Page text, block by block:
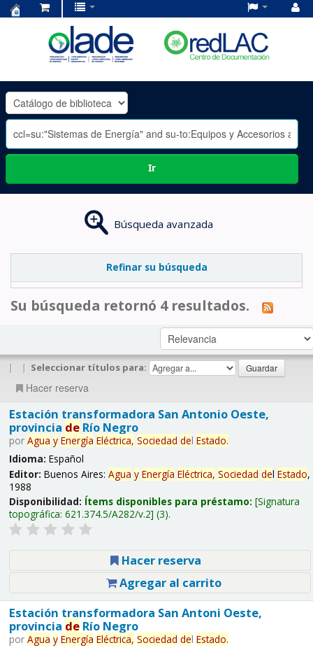
OLADE
-
Ir
Búsqueda avanzada
Refinar su búsqueda
Su búsqueda retornó 4 resultados.
| | Seleccionar títulos para:
Hacer reserva
Estación transformadora San Antonio Oeste,
provincia deRío Negro
por Agua y Energía Eléctrica, Sociedad del Estado.
Idioma: Español
Editor: Buenos Aires: Agua y Energía Eléctrica, Sociedad del Estado,
1988
Disponibilidad: Ítems disponibles para préstamo: Signatura
topográfica: 621.374.5/A282/v.2 (3).
Hacer reserva
Agregar al carrito
Estación transformadora San Antoni Oeste,
provincia deRío Negro
por Agua y Energía Eléctrica, Sociedad del Estado.